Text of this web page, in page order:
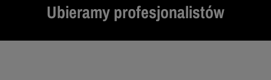
Ubieramy profesjonalistów